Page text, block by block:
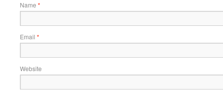
Name *
Email *
Website